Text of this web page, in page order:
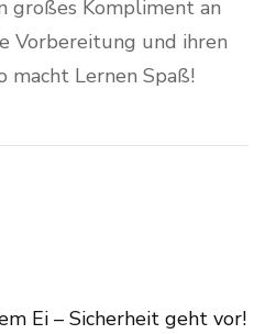
großes Kompliment an
Vorbereitung und ihren
macht Lernen Spaß!
Ei – Sicherheit geht vor!